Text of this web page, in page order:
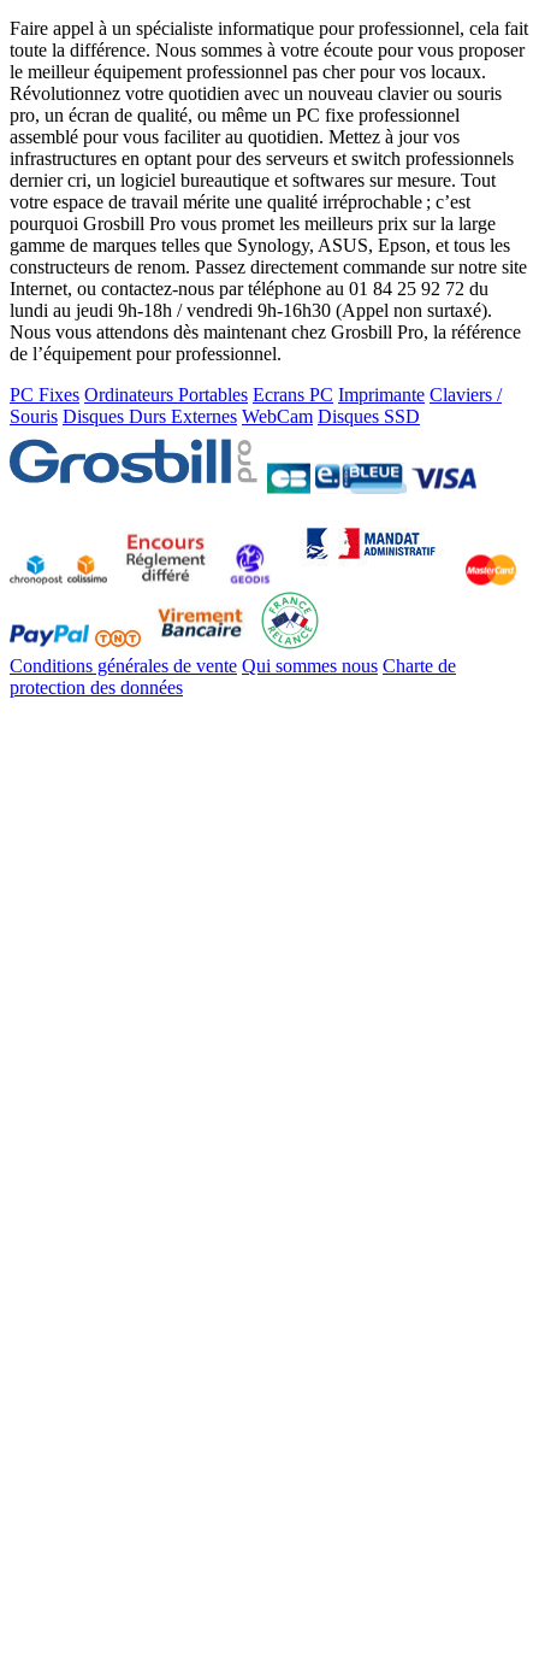
Faire appel à un spécialiste informatique pour professionnel, cela fait
toute la différence. Nous sommes à votre écoute pour vous proposer
le meilleur équipement professionnel pas cher pour vos locaux.
Révolutionnez votre quotidien avec un nouveau clavier ou souris
pro, un écran de qualité, ou même un PC fixe professionnel
assemblé pour vous faciliter au quotidien. Mettez à jour vos
infrastructures en optant pour des serveurs et switch professionnels
dernier cri, un logiciel bureautique et softwares sur mesure. Tout
votre espace de travail mérite une qualité irréprochable ; c’est
pourquoi Grosbill Pro vous promet les meilleurs prix sur la large
gamme de marques telles que Synology, ASUS, Epson, et tous les
constructeurs de renom. Passez directement commande sur notre site
Internet, ou contactez-nous par téléphone au 01 84 25 92 72 du
lundi au jeudi 9h-18h / vendredi 9h-16h30 (Appel non surtaxé).
Nous vous attendons dès maintenant chez Grosbill Pro, la référence
de l’équipement pour professionnel.
PC Fixes Ordinateurs Portables Ecrans PC Imprimante Claviers /
Souris Disques Durs Externes WebCam Disques SSD
Conditions générales de vente Qui sommes nous Charte de
protection des données